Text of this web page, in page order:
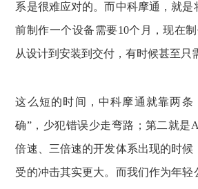
系是很难应对的。而中科摩通，就是
前制作一个设备需要10个月，现在
从设计到安装到交付，有时候甚至只
这么短的时间，中科摩通就靠两条
确”，少犯错误少走弯路；第二就是
倍速、三倍速的开发体系出现的时候
受的冲击其实更大。而我们作为年轻